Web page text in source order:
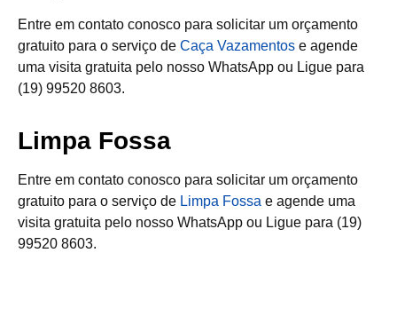
Entre em contato conosco para solicitar um orçamento
gratuito para o serviço de Caça Vazamentos e agende
uma visita gratuita pelo nosso WhatsApp ou Ligue para
(19) 99520 8603.
Limpa Fossa
Entre em contato conosco para solicitar um orçamento
gratuito para o serviço de Limpa Fossa e agende uma
visita gratuita pelo nosso WhatsApp ou Ligue para (19)
99520 8603.